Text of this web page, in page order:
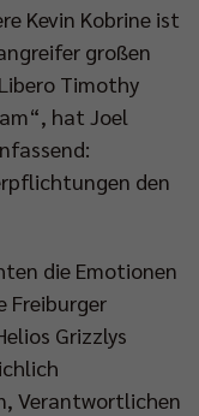
Kevin Kobrine ist
großen
Timothy
hat Joel
den
die Emotionen
Freiburger
Grizzlys
Verantwortlichen